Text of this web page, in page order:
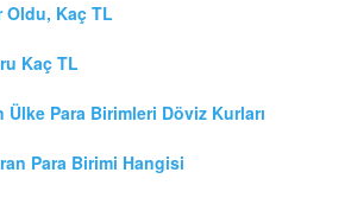
Oldu, Kaç TL
Kaç TL
Ülke Para Birimleri Döviz Kurları
Para Birimi Hangisi